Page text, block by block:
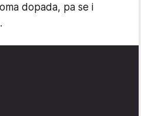
dopada, pa se i